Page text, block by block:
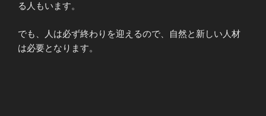
る人もいます。
でも、人は必ず終わりを迎えるので、自然と新しい人材
は必要となります。